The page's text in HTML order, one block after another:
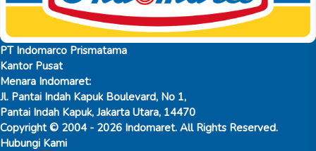
PT Indomarco Prismatama
Kantor Pusat
Menara Indomaret:
Jl. Pantai Indah Kapuk Boulevard, No 1,
Pantai Indah Kapuk, Jakarta Utara, 14470
Copyright © 2004 - 2026 Indomaret. All Rights Reserved.
Hubungi Kami